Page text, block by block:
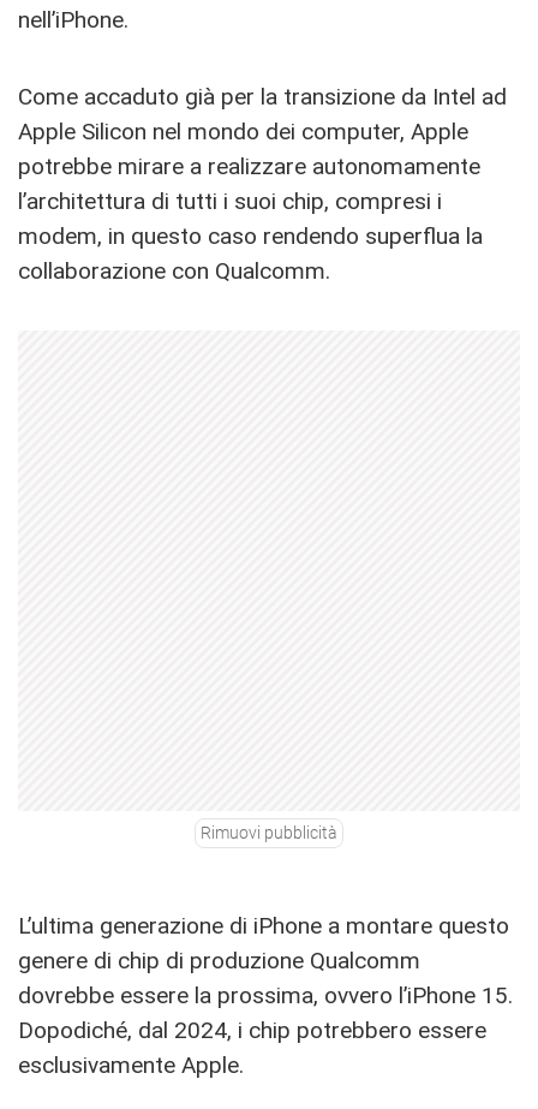
nell’iPhone.
Come accaduto già per la transizione da Intel ad
Apple Silicon nel mondo dei computer, Apple
potrebbe mirare a realizzare autonomamente
l’architettura di tutti i suoi chip, compresi i
modem, in questo caso rendendo superflua la
collaborazione con Qualcomm.
Rimuovi pubblicità
L’ultima generazione di iPhone a montare questo
genere di chip di produzione Qualcomm
dovrebbe essere la prossima, ovvero l’iPhone 15.
Dopodiché, dal 2024, i chip potrebbero essere
esclusivamente Apple.